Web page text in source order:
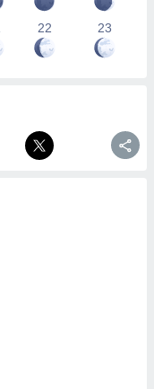
22 23